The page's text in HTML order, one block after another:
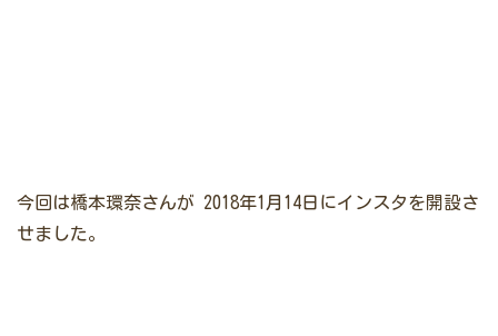
今回は橋本環奈さんが 2018年1月14日にインスタを開設さ
せました。